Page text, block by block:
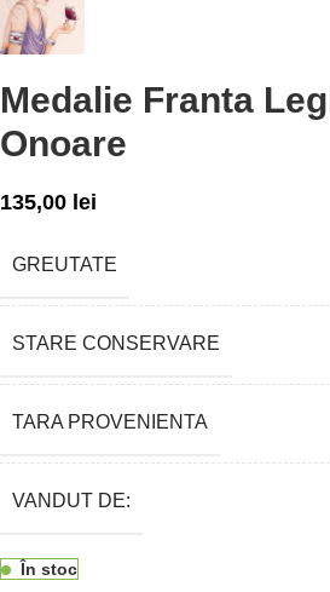
Medalie Franta
Onoare
135,00 lei
GREUTATE
STARE CONSERVARE
TARA PROVENIENTA
VANDUT DE:
În stoc